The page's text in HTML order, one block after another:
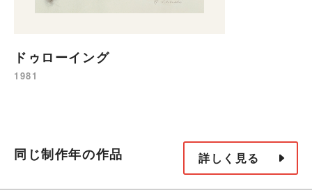
ドゥローイング
1981
同じ制作年の作品 詳しく見る